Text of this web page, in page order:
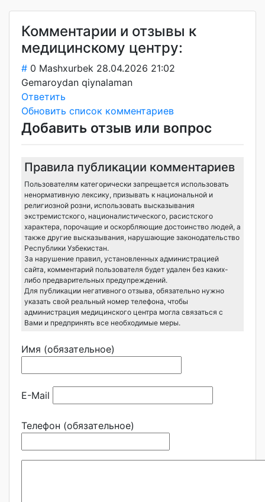
Комментарии и отзывы к
медицинскому центру:
# 0 Mashxurbek 28.04.2026 21:02
Gemaroydan qiynalaman
Ответить
Обновить список комментариев
Добавить отзыв или вопрос
Правила публикации комментариев
Пользователям категорически запрещается использовать
ненормативную лексику, призывать к национальной и
религиозной розни, использовать высказывания
экстремистского, националистического, расистского
характера, порочащие и оскорбляющие достоинство людей, а
также другие высказывания, нарушающие законодательство
Республики Узбекистан.
За нарушение правил, установленных администрацией
сайта, комментарий пользователя будет удален без каких-
либо предварительных предупреждений.
Для публикации негативного отзыва, обязательно нужно
указать свой реальный номер телефона, чтобы
администрация медицинского центра могла связаться с
Вами и предпринять все необходимые меры.
Имя (обязательное)
E-Mail
Телефон (обязательное)